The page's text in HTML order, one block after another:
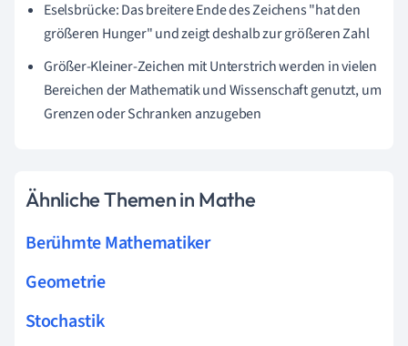
Eselsbrücke: Das breitere Ende des Zeichens "hat den
größeren Hunger" und zeigt deshalb zur größeren Zahl
Größer-Kleiner-Zeichen mit Unterstrich werden in vielen
Bereichen der Mathematik und Wissenschaft genutzt, um
Grenzen oder Schranken anzugeben
Ähnliche Themen in Mathe
Berühmte Mathematiker
Geometrie
Stochastik